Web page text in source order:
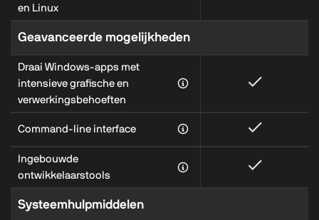
en Linux
Geavanceerde mogelijkheden
Draai Windows‑apps met
intensieve grafische en
verwerkingsbehoeften
Command‑line interface
Ingebouwde
ontwikkelaarstools
Systeemhulpmiddelen